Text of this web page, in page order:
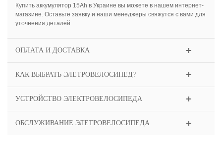
Купить аккумулятор 15Ah в Украине вы можете в нашем интернет-
магазине. Оставьте заявку и наши менеджеры свяжутся с вами для
уточнения деталей
ОПЛАТА И ДОСТАВКА
КАК ВЫБРАТЬ ЭЛЕТРОВЕЛОСИПЕД?
УСТРОЙСТВО ЭЛЕКТРОВЕЛОСИПЕДА
ОБСЛУЖИВАНИЕ ЭЛЕТРОВЕЛОСИПЕДА